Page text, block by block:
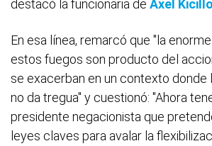
destacó la funcionaria de Axel
En esa línea, remarcó que "la
estos fuegos son producto del
se exacerban en un contexto donde
no da tregua" y cuestionó: "Ahora
presidente negacionista que
leyes claves para avalar la